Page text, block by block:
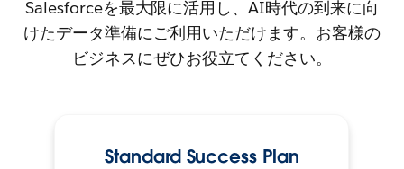
Salesforceを最大限に活用し、AI時代の到来に向
けたデータ準備にご利用いただけます。お客様の
ビジネスにぜひお役立てください。
Standard Success Plan